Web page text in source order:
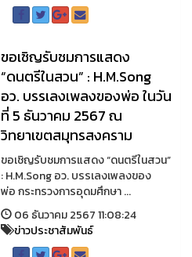
ขอเชิญรับชมการแสดง
“ดนตรีในสวน” : H.M.Song
อว. บรรเลงเพลงของพ่อ ในวัน
ที่ 5 ธันวาคม 2567 ณ
วิทยาเขตสมุทรสงคราม
ขอเชิญรับชมการแสดง “ดนตรีในสวน”
: H.M.Song อว. บรรเลงเพลงของ
พ่อ กระทรวงการอุดมศึกษา ...
06 ธันวาคม 2567 11:08:24
ข่าวประชาสัมพันธ์